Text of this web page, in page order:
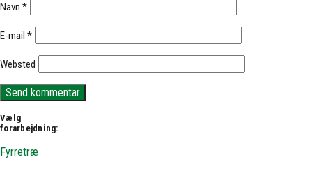
Navn *
E-mail *
Websted
Vælg
forarbejdning:
Fyrretræ